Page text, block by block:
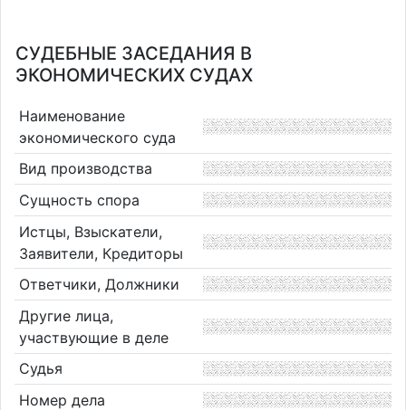
СУДЕБНЫЕ ЗАСЕДАНИЯ В
ЭКОНОМИЧЕСКИХ СУДАХ
Наименование
экономического суда
Вид производства
Сущность спора
Истцы, Взыскатели,
Заявители, Кредиторы
Ответчики, Должники
Другие лица,
участвующие в деле
Судья
Номер дела